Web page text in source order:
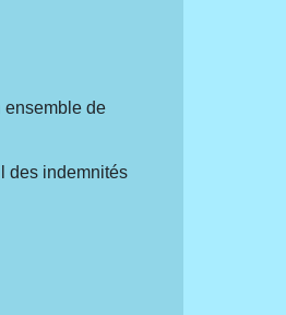
ensemble de
des indemnités